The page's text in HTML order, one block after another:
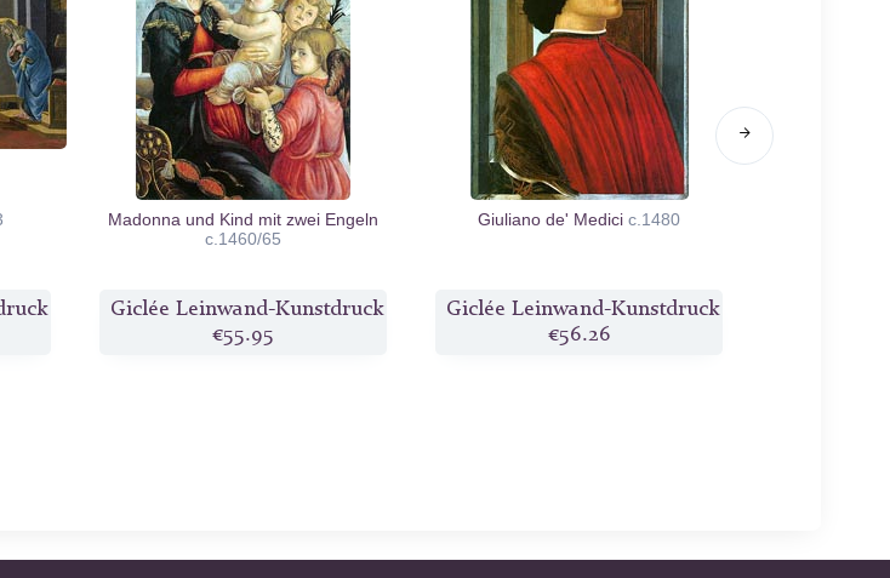
Madonna und Kind mit zwei Engeln
c.1460/65
Giclée Leinwand-Kunstdruck
€55.95
Giuliano de' Medici c.1480
Giclée Leinwand-Kunstdruck
€56.26